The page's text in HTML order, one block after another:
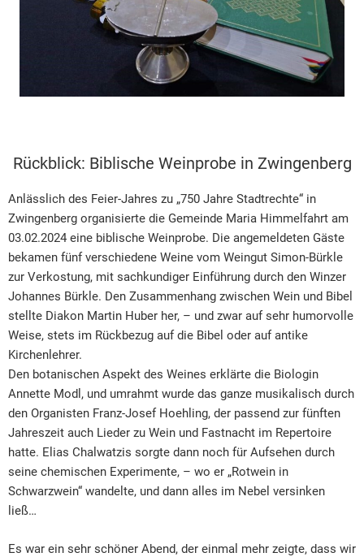
Rückblick: Biblische Weinprobe in Zwingenberg
Anlässlich des Feier-Jahres zu „750 Jahre Stadtrechte“ in
Zwingenberg organisierte die Gemeinde Maria Himmelfahrt am
03.02.2024 eine biblische Weinprobe. Die angemeldeten Gäste
bekamen fünf verschiedene Weine vom Weingut Simon-Bürkle
zur Verkostung, mit sachkundiger Einführung durch den Winzer
Johannes Bürkle. Den Zusammenhang zwischen Wein und Bibel
stellte Diakon Martin Huber her, – und zwar auf sehr humorvolle
Weise, stets im Rückbezug auf die Bibel oder auf antike
Kirchenlehrer.
Den botanischen Aspekt des Weines erklärte die Biologin
Annette Modl, und umrahmt wurde das ganze musikalisch durch
den Organisten Franz-Josef Hoehling, der passend zur fünften
Jahreszeit auch Lieder zu Wein und Fastnacht im Repertoire
hatte. Elias Chalwatzis sorgte dann noch für Aufsehen durch
seine chemischen Experimente, – wo er „Rotwein in
Schwarzwein“ wandelte, und dann alles im Nebel versinken
ließ…
Es war ein sehr schöner Abend, der einmal mehr zeigte, dass wir